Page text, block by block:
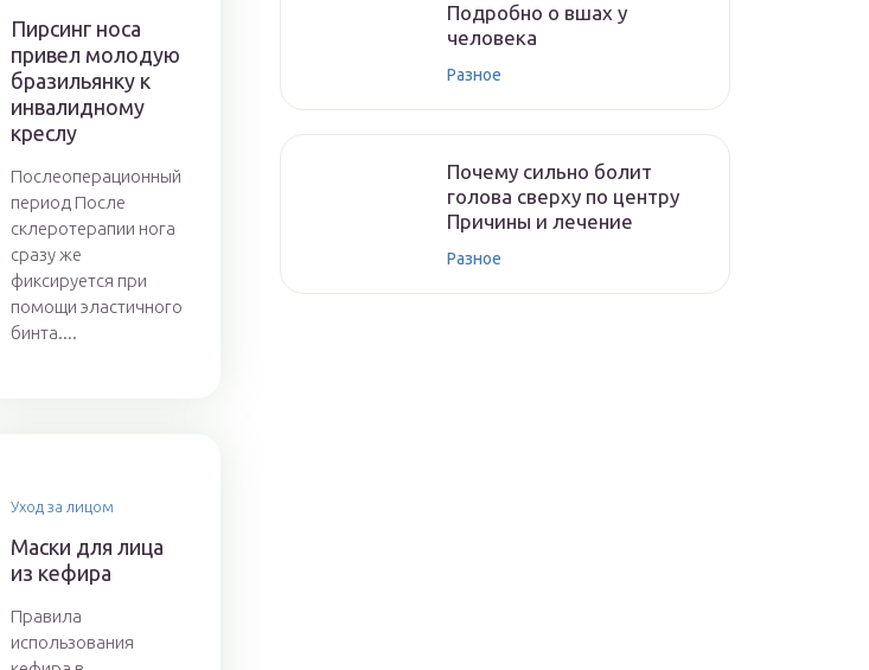
Пирсинг носа
привел молодую
бразильянку к
инвалидному
креслу
Послеоперационный
период После
склеротерапии нога
сразу же
фиксируется при
помощи эластичного
бинта....
Уход за лицом
Маски для лица
из кефира
Правила
использования
Подробно о вшах у
человека
Разное
Почему сильно болит
голова сверху по центру
Причины и лечение
Разное